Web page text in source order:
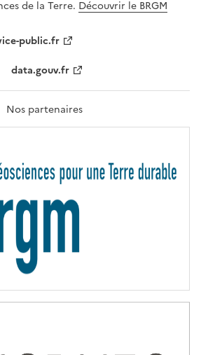
L
F
A
T
R
T
É
de la Terre. Découvrir le BRGM
public.fr
data.gouv.fr
Nos partenaires